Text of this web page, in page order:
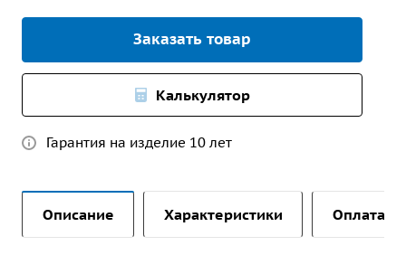
Заказать товар
Калькулятор
Гарантия на изделие 10 лет
Описание Характеристики Оплата и